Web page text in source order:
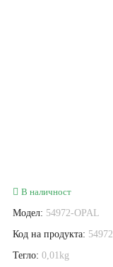
В наличност
Модел: 54972-OPAL
Код на продукта: 54972
Тегло: 0,01kg